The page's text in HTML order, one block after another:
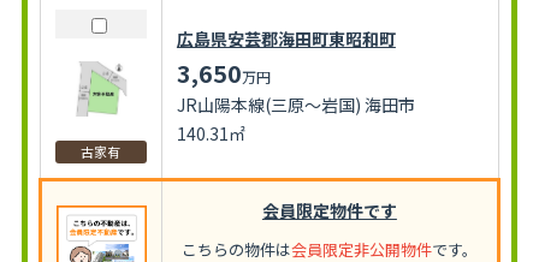
古家有
広島県安芸郡海田町東昭和町
3,650万円
JR山陽本線(三原～岩国) 海田市
140.31㎡
会員限定物件です
こちらの物件は会員限定非公開物件です。